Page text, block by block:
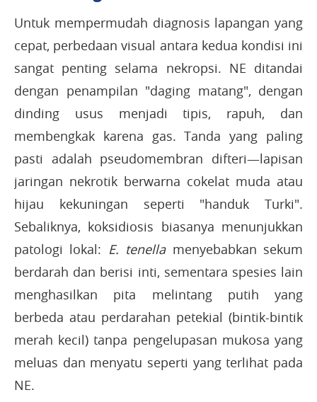
Untuk mempermudah diagnosis lapangan yang
cepat, perbedaan visual antara kedua kondisi ini
sangat penting selama nekropsi. NE ditandai
dengan penampilan "daging matang", dengan
dinding usus menjadi tipis, rapuh, dan
membengkak karena gas. Tanda yang paling
pasti adalah pseudomembran difteri—lapisan
jaringan nekrotik berwarna cokelat muda atau
hijau kekuningan seperti "handuk Turki".
Sebaliknya, koksidiosis biasanya menunjukkan
patologi lokal: E. tenellamenyebabkan sekum
berdarah dan berisi inti, sementara spesies lain
menghasilkan pita melintang putih yang
berbeda atau perdarahan petekial (bintik-bintik
merah kecil) tanpa pengelupasan mukosa yang
meluas dan menyatu seperti yang terlihat pada
NE.